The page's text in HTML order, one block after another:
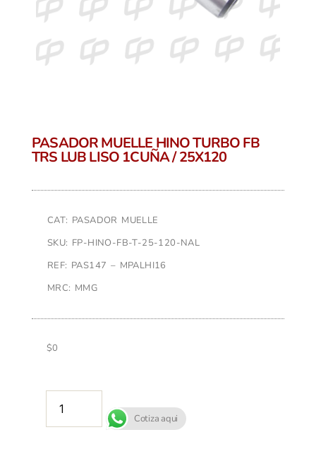
PASADOR MUELLE HINO TURBO FB
TRS LUB LISO 1CUÑA / 25X120
CAT: PASADOR MUELLE
SKU: FP-HINO-FB-T-25-120-NAL
REF: PAS147 – MPALHI16
MRC: MMG
$0
Cotiza aqui